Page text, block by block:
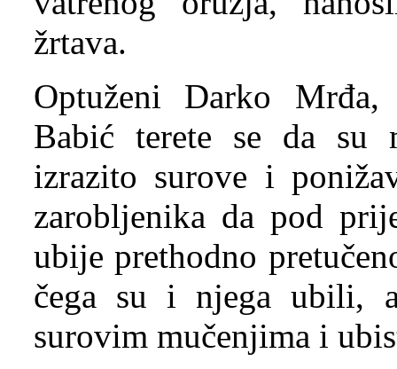
žrtava.
Optuženi Darko
Babić terete se da
izrazito surove i
zarobljenika da pod
ubije prethodno
čega su i njega ubili,
surovim mučenjima i